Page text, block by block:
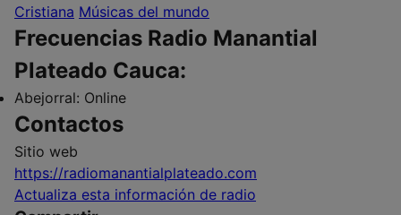
Cristiana Músicas del mundo
Frecuencias Radio Manantial
Plateado Cauca:
Abejorral: Online
Contactos
Sitio web
https://radiomanantialplateado.com
Actualiza esta información de radio